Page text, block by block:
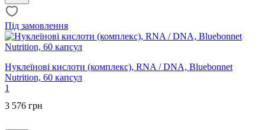
Під замовлення
Нуклеїнові кислоти (комплекс), RNA / DNA, Bluebonnet
Nutrition, 60 капсул
1
3 576 грн